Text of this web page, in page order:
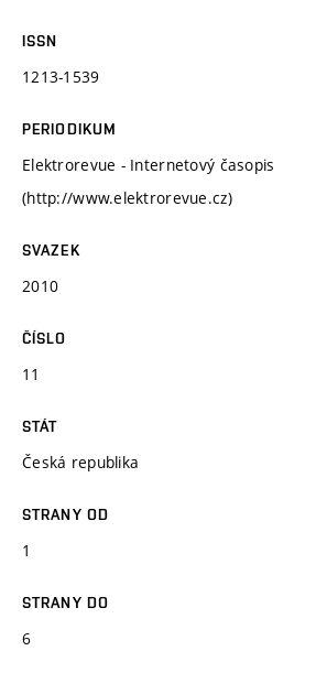
ISSN
1213-1539
PERIODIKUM
Elektrorevue - Internetový časopis
(http://www.elektrorevue.cz)
SVAZEK
2010
ČÍSLO
11
STÁT
Česká republika
STRANY OD
1
STRANY DO
6